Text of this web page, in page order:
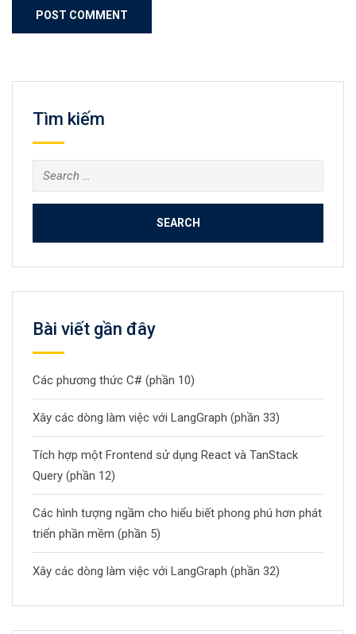
Tìm kiếm
Search
for:
Bài viết gần đây
Các phương thức C# (phần 10)
Xây các dòng làm việc với LangGraph (phần 33)
Tích hợp một Frontend sử dụng React và TanStack
Query (phần 12)
Các hình tượng ngầm cho hiểu biết phong phú hơn phát
triển phần mềm (phần 5)
Xây các dòng làm việc với LangGraph (phần 32)